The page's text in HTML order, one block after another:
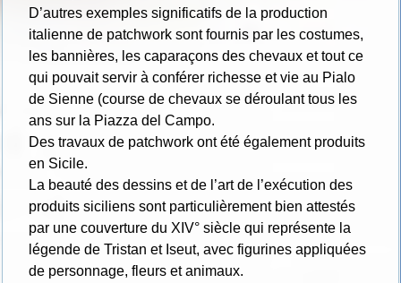
D’autres exemples significatifs de la production
italienne de patchwork sont fournis par les costumes,
les bannières, les caparaçons des chevaux et tout ce
qui pouvait servir à conférer richesse et vie au Pialo
de Sienne (course de chevaux se déroulant tous les
ans sur la Piazza del Campo.
Des travaux de patchwork ont été également produits
en Sicile.
La beauté des dessins et de l’art de l’exécution des
produits siciliens sont particulièrement bien attestés
par une couverture du XIV° siècle qui représente la
légende de Tristan et Iseut, avec figurines appliquées
de personnage, fleurs et animaux.